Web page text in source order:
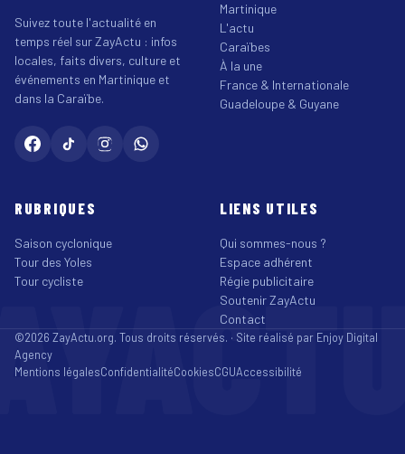
Suivez toute l'actualité en
temps réel sur ZayActu : infos
locales, faits divers, culture et
événements en Martinique et
dans la Caraïbe.
Martinique
L'actu
Caraïbes
À la une
France & Internationale
Guadeloupe & Guyane
RUBRIQUES
Saison cyclonique
Tour des Yoles
Tour cycliste
LIENS UTILES
Qui sommes-nous ?
Espace adhérent
Régie publicitaire
Soutenir ZayActu
Contact
©2026 ZayActu.org. Tous droits réservés. · Site réalisé par Enjoy Digital
Agency
Mentions légalesConfidentialitéCookiesCGUAccessibilité